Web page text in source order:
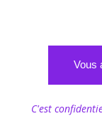
Vous
C'est